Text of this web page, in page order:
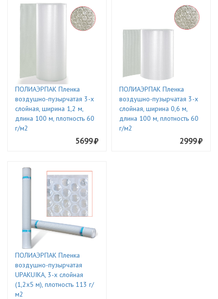
ПОЛИАЭРПАК Пленка
воздушно-пузырчатая 3-х
слойная, ширина 1,2 м,
длина 100 м, плотность 60
г/м2
5699
ПОЛИАЭРПАК Пленка
воздушно-пузырчатая 3-х
слойная, ширина 0,6 м,
длина 100 м, плотность 60
г/м2
2999
ПОЛИАЭРПАК Пленка
воздушно-пузырчатая
UPAKUIKA, 3-х слойная
(1,2х5 м), плотность 113 г/
м2